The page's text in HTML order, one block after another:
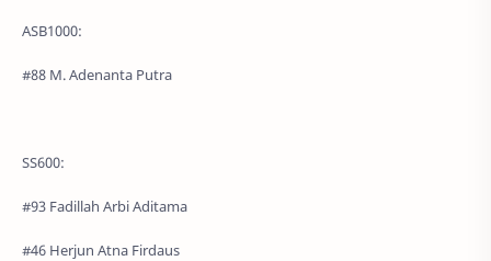
ASB1000:
#88 M. Adenanta Putra
SS600:
#93 Fadillah Arbi Aditama
#46 Herjun Atna Firdaus